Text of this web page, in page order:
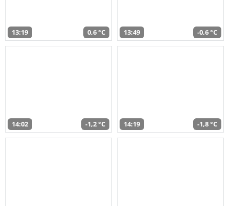
13:19 0,6 °C 13:49 -0,6 °C
14:02 -1,2 °C 14:19 -1,8 °C